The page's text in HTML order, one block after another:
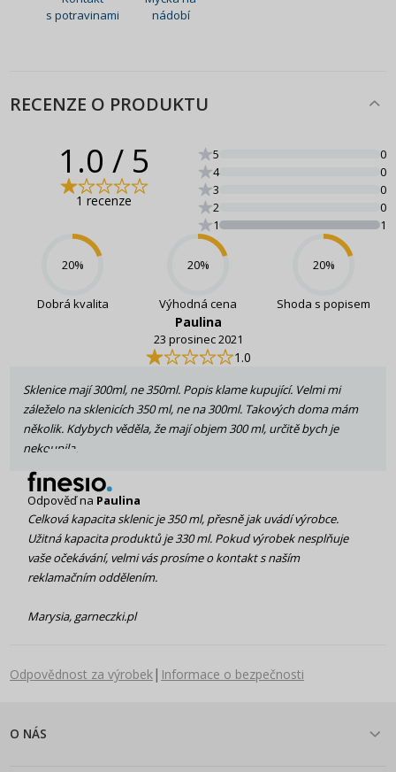
s potravinami
nádobí
RECENZE O PRODUKTU
1.0 / 5
1 recenze
5
0
4
0
3
0
2
0
1
1
20%
Dobrá kvalita
20%
Výhodná cena
20%
Shoda s popisem
Paulina
23 prosinec 2021
1.0
Sklenice mají 300ml, ne 350ml. Popis klame kupující. Velmi mi
záleželo na sklenicích 350 ml, ne na 300ml. Takových doma mám
několik. Kdybych věděla, že mají objem 300 ml, určitě bych je
nekoupila.
Odpověď na Paulina
Celková kapacita sklenic je 350 ml, přesně jak uvádí výrobce.
Užitná kapacita produktů je 330 ml. Pokud výrobek nesplňuje
vaše očekávání, velmi vás prosíme o kontakt s naším
reklamačním oddělením.
Marysia, garneczki.pl
Odpovědnost za výrobek| Informace o bezpečnosti
O NÁS